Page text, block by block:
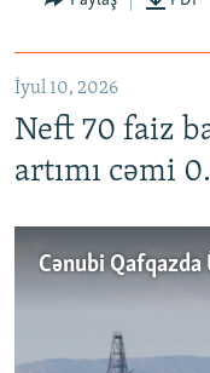
İyul 10, 2026
Neft 70 faiz
artımı cəmi
No media